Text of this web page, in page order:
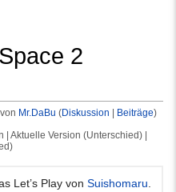
2
Mr.DaBu (Diskussion Beiträge)
Aktuelle Version (Unterschied) |
Let’s Play von Suishomaru